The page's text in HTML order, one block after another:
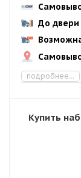
До двери
подробнее...
Купить